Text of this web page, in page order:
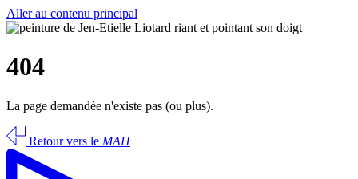
Aller au contenu principal
404
La page demandée n'existe pas (ou plus).
Retour vers le MAH